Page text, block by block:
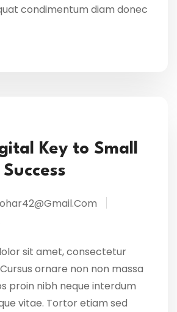
condimentum diam donec
Key to Small
sit amet, consectetur
ornare non non massa
proin nibh neque interdum
vitae. Tortor etiam sed